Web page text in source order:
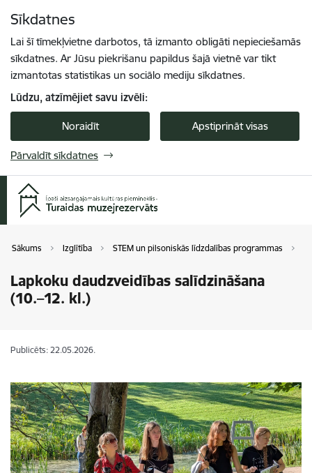
Sīkdatnes
Lai šī tīmekļvietne darbotos, tā izmanto obligāti nepieciešamās
sīkdatnes. Ar Jūsu piekrišanu papildus šajā vietnē var tikt
izmantotas statistikas un sociālo mediju sīkdatnes.
Lūdzu, atzīmējiet savu izvēli:
Noraidīt Apstiprināt visas
Pārvaldīt sīkdatnes
Sākums Izglītība STEM un pilsoniskās līdzdalības programmas
Lapkoku daudzveidības salīdzināšana
(10.–12. kl.)
Publicēts: 22.05.2026.